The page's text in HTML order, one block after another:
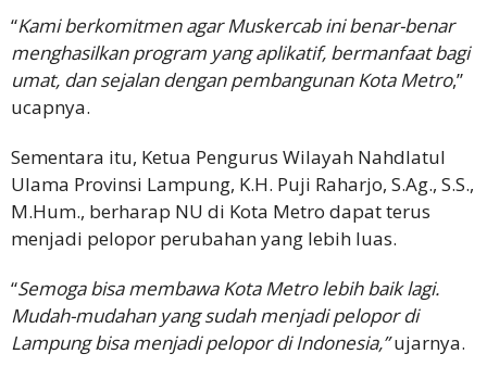
“Kami berkomitmen agar Muskercab ini benar-benar
menghasilkan program yang aplikatif, bermanfaat bagi
umat, dan sejalan dengan pembangunan Kota Metro,”
ucapnya.
Sementara itu, Ketua Pengurus Wilayah Nahdlatul
Ulama Provinsi Lampung, K.H. Puji Raharjo, S.Ag., S.S.,
M.Hum., berharap NU di Kota Metro dapat terus
menjadi pelopor perubahan yang lebih luas.
“Semoga bisa membawa Kota Metro lebih baik lagi.
Mudah-mudahan yang sudah menjadi pelopor di
Lampung bisa menjadi pelopor di Indonesia,”ujarnya.